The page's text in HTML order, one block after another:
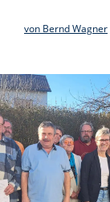
von Bernd Wagner